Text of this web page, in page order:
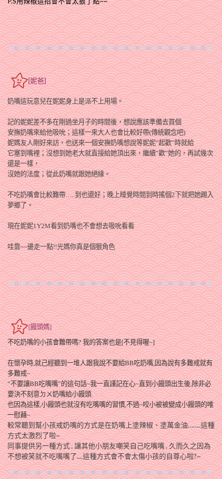
[妮爸]
奶嘴這玩意兒在妮妮身上是派不上用場。
記的妮妮差不多在剛過坐月子的時間後，想說應該準備去買個
安撫奶嘴來給他吸吮；這樣一來大人也會比較好帶(傳統觀念吧)
妮媽友人剛好來訪，也送來一個安撫奶嘴想說等妮妮”起歡”時就給
它塞到嘴裡；沒想到她老大就直接給她頂出來，繼續”歡”她的，再試幾次
還是一樣，
沒她的法度；從此奶嘴就跟她絕緣。
不吃奶嘴會比較難帶…..到也還好；晚上睡覺時間到時搖個2下就把她踢入
夢鄉了。
現在妮妮1Y2M看到奶嘴也不會想去吸吮看看
哇靠~~邊走一點!!光媽你真是個狠角色
[饅頭媽]
不吃奶嘴的小孩會難帶嗎? 我的答案也是[不見得喔~]
在懷孕時,就己經聽到一堆人跟我說不要給BB吃奶嘴,因為說有多難戒就有
多難戒~
“不要讓BB吃嘴嘴”的這句話~我一直謹記在心~直到小饅頭出生後,除非必
要決不刻意ㄉㄨ奶嘴給小饅頭.
也因為這樣,小饅頭也就沒有吃嘴嘴的習慣,不過~咬小被被變成小饅頭的唯
一慰藉~
較常聽到幫小孩戒奶嘴的方式是在奶嘴上塗辣椒、塗萬金油……..這種
方式太激烈了啦~
同事提供另一種方式 , 讓其他小朋友嘲笑自己吃嘴嘴 , 久而久之因為
不想被笑就不吃嘴嘴了....這種方式會不會太傷小孩的自尊心啦?~